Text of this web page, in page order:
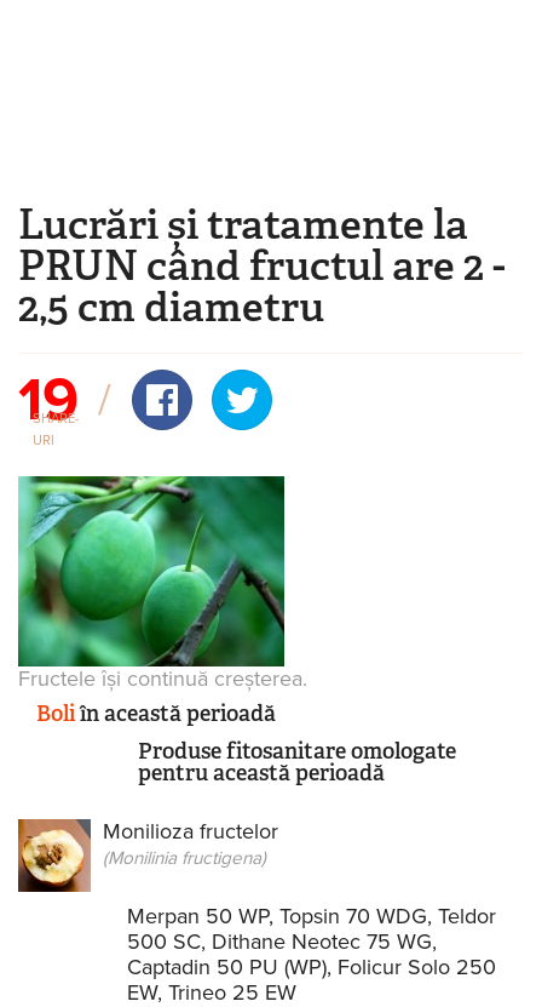
Eşti aici
Lucrări și tratamente la
PRUN când fructul are 2 -
2,5 cm diametru
19
SHARE-
URI
Fructele își continuă creșterea.
Boliîn această perioadă
Produse fitosanitare omologate
pentru această perioadă
Monilioza fructelor
(Monilinia fructigena)
Merpan 50 WP, Topsin 70 WDG, Teldor
500 SC, Dithane Neotec 75 WG,
Captadin 50 PU (WP), Folicur Solo 250
EW, Trineo 25 EW